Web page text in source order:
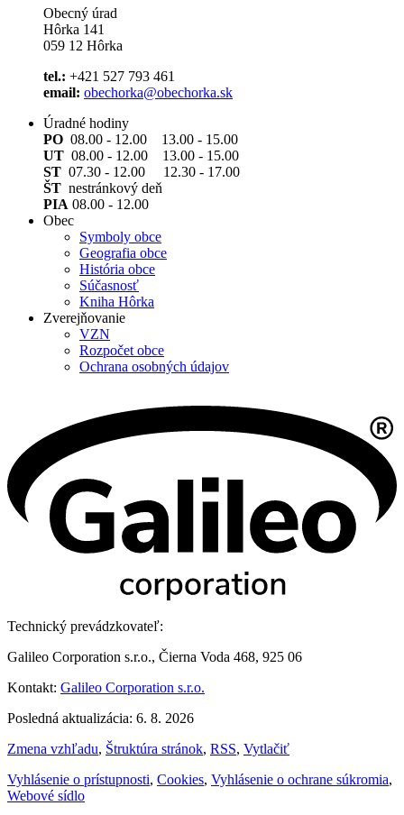
Obecný úrad
Hôrka 141
059 12 Hôrka
tel.: +421 527 793 461
email: obechorka@obechorka.sk
Úradné hodiny
PO 08.00 - 12.00 13.00 - 15.00
UT 08.00 - 12.00 13.00 - 15.00
ST 07.30 - 12.00 12.30 - 17.00
ŠT nestránkový deň
PIA 08.00 - 12.00
Obec
Symboly obce
Geografia obce
História obce
Súčasnosť
Kniha Hôrka
Zverejňovanie
VZN
Rozpočet obce
Ochrana osobných údajov
Technický prevádzkovateľ:
Galileo Corporation s.r.o., Čierna Voda 468, 925 06
Kontakt: Galileo Corporation s.r.o.
Posledná aktualizácia: 6. 8. 2026
Zmena vzhľadu, Štruktúra stránok, RSS, Vytlačiť
Vyhlásenie o prístupnosti, Cookies, Vyhlásenie o ochrane súkromia,
Webové sídlo